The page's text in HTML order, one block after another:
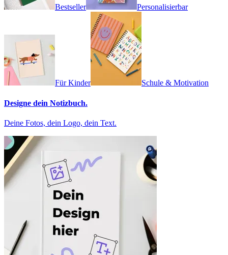
Bestseller Personalisierbar
Für Kinder Schule & Motivation
Designe dein Notizbuch.
Deine Fotos, dein Logo, dein Text.